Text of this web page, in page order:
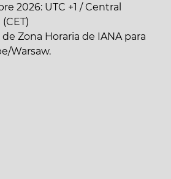
2026: UTC +1 / Central
Zona Horaria de IANA para
Warsaw.